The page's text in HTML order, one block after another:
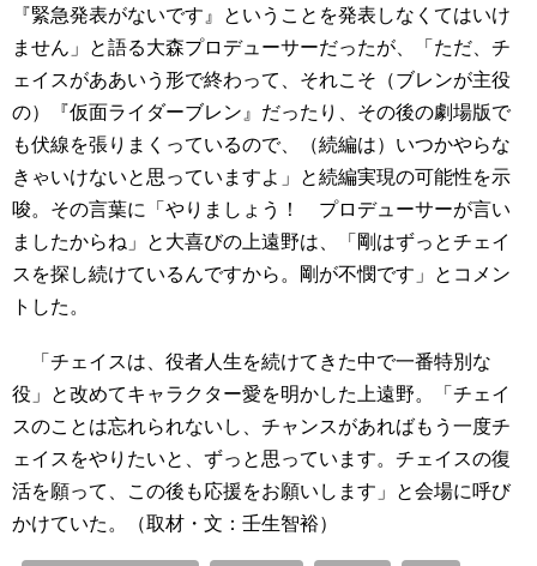
『緊急発表がないです』ということを発表しなくてはいけ
ません」と語る大森プロデューサーだったが、「ただ、チ
ェイスがああいう形で終わって、それこそ（ブレンが主役
の）『仮面ライダーブレン』だったり、その後の劇場版で
も伏線を張りまくっているので、（続編は）いつかやらな
きゃいけないと思っていますよ」と続編実現の可能性を示
唆。その言葉に「やりましょう！ プロデューサーが言い
ましたからね」と大喜びの上遠野は、「剛はずっとチェイ
スを探し続けているんですから。剛が不憫です」とコメン
トした。
「チェイスは、役者人生を続けてきた中で一番特別な
役」と改めてキャラクター愛を明かした上遠野。「チェイ
スのことは忘れられないし、チャンスがあればもう一度チ
ェイスをやりたいと、ずっと思っています。チェイスの復
活を願って、この後も応援をお願いします」と会場に呼び
かけていた。（取材・文：壬生智裕）